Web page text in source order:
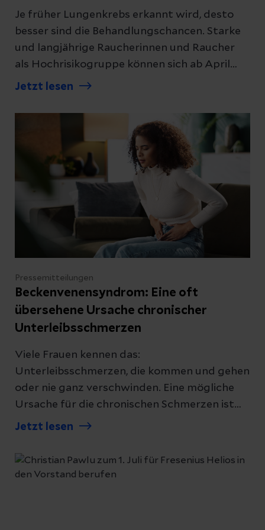
nach ERACS behandelten Patient:innen eine
Verlegung auf die Intensivstation vermeidet.
Je früher Lungenkrebs erkannt wird, desto
besser sind die Behandlungschancen. Starke
und langjährige Raucherinnen und Raucher
als Hochrisikogruppe können sich ab April
2026 in einem Screening untersuchen lassen.
Lungenkrebs setzen auf moderne Verfahren
zur Abklärung und Therapie.
Jetzt lesen
Pressemitteilungen
Beckenvenensyndrom: Eine oft
übersehene Ursache chronischer
Unterleibsschmerzen
Viele Frauen kennen das:
Unterleibsschmerzen, die kommen und gehen
oder nie ganz verschwinden. Eine mögliche
Ursache für die chronischen Schmerzen ist
das Beckenvenensyndrom, vor allem wenn
bereits ausgeschlossen wurden. Priv.-Doz. Dr.
Michael Moche, Chefarzt der Klinik für
Jetzt lesen